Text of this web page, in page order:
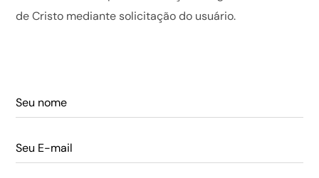
de Cristo mediante solicitação do usuário.